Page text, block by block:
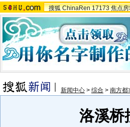
搜狐 ChinaRen 17173 焦点房
新闻中心 > 综合 > 南方都
洛溪桥